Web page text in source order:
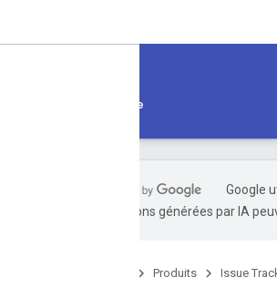
Référence
Google
traductions générées par IA
Produits Issue